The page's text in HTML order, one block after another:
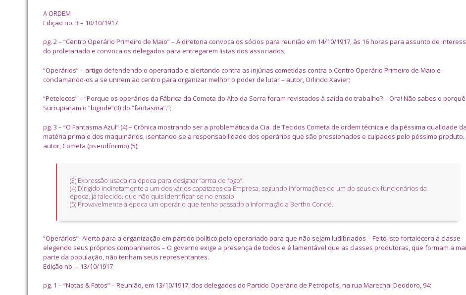
A ORDEM
Edição no. 3 – 10/10/1917
pg. 2 – “Centro Operário Primeiro de Maio” – A diretoria convoca os sócios para reunião em 14/10/1917, às 16 horas para assunto de
do proletariado e convoca os delegados para entregarem listas dos associados;
“Operários” – artigo defendendo o operariado e alertando contra as injúrias cometidas contra o Centro Operário Primeiro de Maio e
conclamando-os a se unirem ao centro para organizar melhor o poder de lutar – autor, Orlindo Xavier;
“Petelecos” – “Porque os operários da Fábrica da Cometa do Alto da Serra foram revistados à saída do trabalho? – Ora! Não sabes o
Surrupiaram o “bigode”(3) do “fantasma”.”;
pg. 3 – “O Fantasma Azul” (4) – Crônica mostrando ser a problemática da Cia. de Tecidos Cometa de ordem técnica e da péssima qualidade da
matéria prima e dos maquinários, isentando-se a responsabilidade dos operários que são pressionados e culpados pelo péssimo produto.
autor, Cometa (pseudônimo) (5);
(3) Expressão usada na época para designar “arma de fogo”.
(4) Dirigido indiretamente a um dos vários capatazes da Empresa, segundo informações de um de seus ex-funcionários da
época, já falecido, que não quis identificar-se no ensaio
(5) Provavelmente à época um operário que tenha passado a informação a Bertho Condé.
“Operários”- Alerta para a organização em partido político pelo operariado para que não sejam ludibriados – Feito isto fortalecera a classe
elegendo seus próprios companheiros – O governo exige a presença de todos e é lamentável que as classes produtoras, que formam a
parte da população, não tenham seus representantes.
Edição no. – 13/10/1917
pg. 1 – “Notas & Fatos” – Reunião, em 13/10/1917, dos delegados do Partido Operário de Petrópolis, na rua Marechal Deodoro, 94;